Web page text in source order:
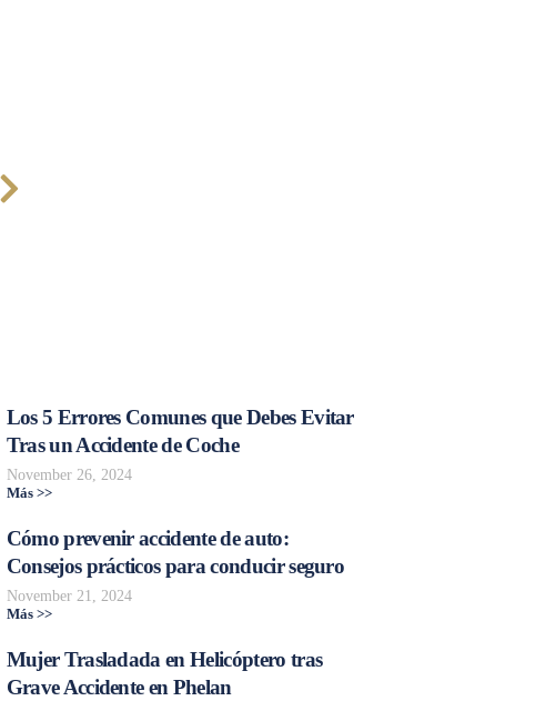
Los 5 Errores Comunes que Debes Evitar
Tras un Accidente de Coche
November 26, 2024
Más >>
Cómo prevenir accidente de auto:
Consejos prácticos para conducir seguro
November 21, 2024
Más >>
Mujer Trasladada en Helicóptero tras
Grave Accidente en Phelan